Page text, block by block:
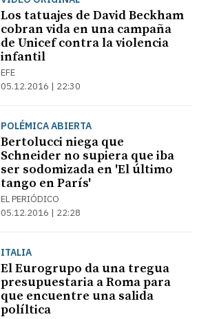
Los tatuajes de David Beckham
cobran vida en una campaña
de Unicef contra la violencia
infantil
EFE
05.12.2016 | 22:30
POLÉMICA ABIERTA
Bertolucci niega que
Schneider no supiera que iba
ser sodomizada en 'El último
tango en París'
EL PERIÓDICO
05.12.2016 | 22:28
ITALIA
El Eurogrupo da una tregua
presupuestaria a Roma para
que encuentre una salida
políltica